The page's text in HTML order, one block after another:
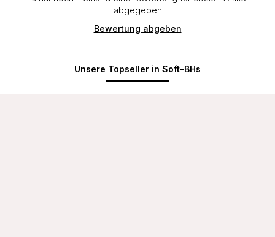
abgegeben
Bewertung abgeben
Unsere Topseller in Soft-BHs